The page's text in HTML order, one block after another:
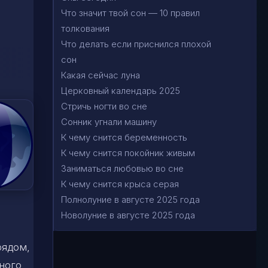
Что значит твой сон — 10 правил
толкования
Что делать если приснился плохой
сон
Какая сейчас луна
Церковный календарь 2025
Стричь ногти во сне
Сонник угнали машину
К чему снится беременность
К чему снится покойник живым
Заниматься любовью во сне
К чему снится крыса серая
Полнолуние в августе 2025 года
Новолуние в августе 2025 года